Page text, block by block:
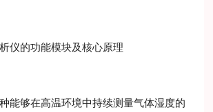
仪的功能模块及核心原理
能够在高温环境中持续测量气体湿度的